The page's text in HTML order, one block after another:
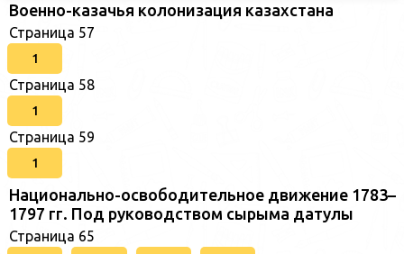
Военно-казачья колонизация казахстана
Страница 57
1
Страница 58
1
Страница 59
1
Национально-освободительное движение 1783–
1797 гг. Под руководством сырыма датулы
Страница 65